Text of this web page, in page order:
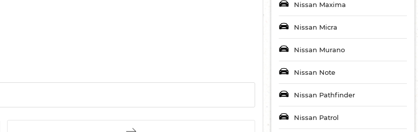
Nissan Maxima
Nissan Micra
Nissan Murano
Nissan Note
Nissan Pathfinder
Nissan Patrol